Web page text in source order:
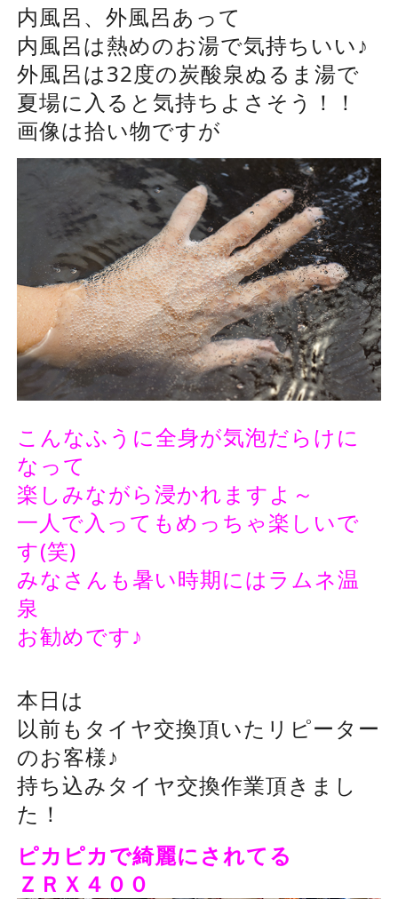
内風呂、外風呂あって
内風呂は熱めのお湯で気持ちいい♪
外風呂は32度の炭酸泉ぬるま湯で
夏場に入ると気持ちよさそう！！
画像は拾い物ですが
こんなふうに全身が気泡だらけに
なって
楽しみながら浸かれますよ～
一人で入ってもめっちゃ楽しいで
す(笑)
みなさんも暑い時期にはラムネ温
泉
お勧めです♪
本日は
以前もタイヤ交換頂いたリピーター
のお客様♪
持ち込みタイヤ交換作業頂きまし
た！
ピカピカで綺麗にされてる
ＺＲＸ４００